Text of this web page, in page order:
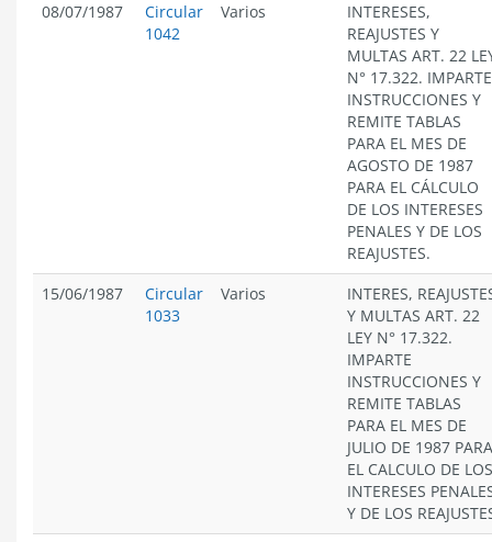
08/07/1987
Circular
1042
Varios
INTERESES,
REAJUSTES Y
MULTAS ART. 22
N° 17.322. IMPARTE
INSTRUCCIONES Y
REMITE TABLAS
PARA EL MES DE
AGOSTO DE 1987
PARA EL CÁLCULO
DE LOS INTERESES
PENALES Y DE LOS
REAJUSTES.
15/06/1987
Circular
1033
Varios
INTERES,
Y MULTAS ART. 22
LEY N° 17.322.
IMPARTE
INSTRUCCIONES Y
REMITE TABLAS
PARA EL MES DE
JULIO DE 1987 PARA
EL CALCULO DE LOS
INTERESES
Y DE LOS